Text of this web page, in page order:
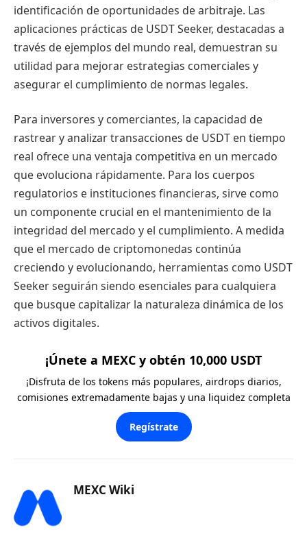
identificación de oportunidades de arbitraje. Las
aplicaciones prácticas de USDT Seeker, destacadas a
través de ejemplos del mundo real, demuestran su
utilidad para mejorar estrategias comerciales y
asegurar el cumplimiento de normas legales.
Para inversores y comerciantes, la capacidad de
rastrear y analizar transacciones de USDT en tiempo
real ofrece una ventaja competitiva en un mercado
que evoluciona rápidamente. Para los cuerpos
regulatorios e instituciones financieras, sirve como
un componente crucial en el mantenimiento de la
integridad del mercado y el cumplimiento. A medida
que el mercado de criptomonedas continúa
creciendo y evolucionando, herramientas como USDT
Seeker seguirán siendo esenciales para cualquiera
que busque capitalizar la naturaleza dinámica de los
activos digitales.
¡Únete a MEXC y obtén 10,000 USDT
¡Disfruta de los tokens más populares, airdrops diarios,
comisiones extremadamente bajas y una liquidez completa
Regístrate
MEXC Wiki